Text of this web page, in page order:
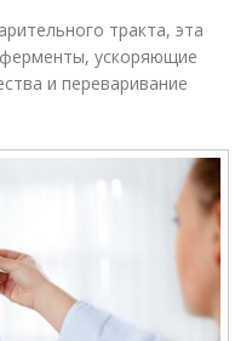
тракта, эта
ускоряющие
и переваривание